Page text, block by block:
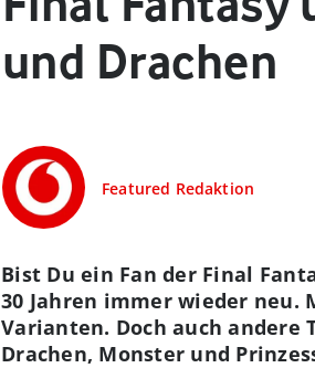
und Drachen
Featured Redaktion
Bist Du ein Fan der Final
30 Jahren immer wieder neu.
Varianten. Doch auch
Drachen, Monster und